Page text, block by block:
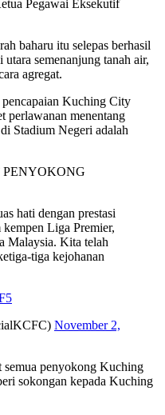
Pegawai Eksekutif
baharu itu selepas berhasil
semenanjung tanah air,
agregat.
Kuching City
perlawanan menentang
Stadium Negeri adalah
hati dengan prestasi
Liga Premier,
Malaysia. Kita telah
tiga kejohanan
November 2,
semua penyokong Kuching
sokongan kepada Kuching